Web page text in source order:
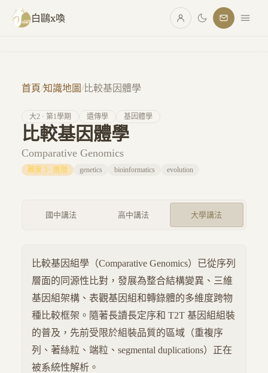
跳至主要內容
白鷗x喚
首頁/知識地圖/比較基因體學
大2 · 第1學期 遺傳學 基因體學
比較基因體學
Comparative Genomics
難度 3 · 進階 genetics bioinformatics evolution
國中講法 高中講法 大學講法
比較基因組學（Comparative Genomics）已從序列
層面的同源性比對，發展為整合結構變異、三維
基因組架構、表觀基因組和轉錄體的多維度跨物
種比較框架。隨著長讀長定序和 T2T 基因組組裝
的普及，先前受限於組裝品質的區域（重複序
列、著絲粒、端粒、segmental duplications）正在
被系統性解析。